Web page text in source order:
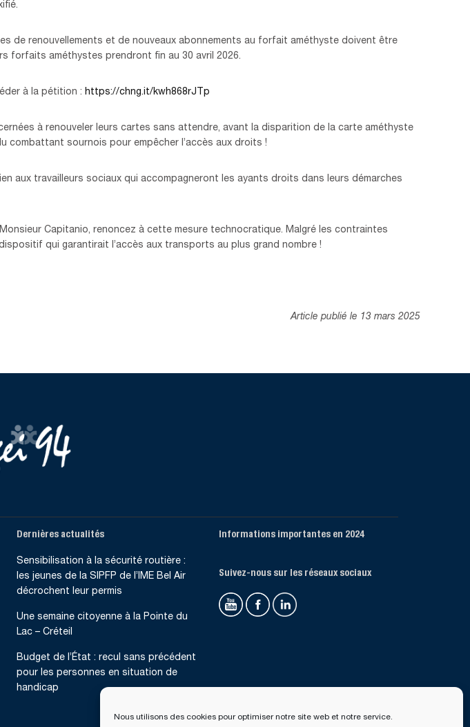
Nous utilisons des cookies pour optimiser notre site web et notre service.
de renouvellements et de nouveaux abonnements au forfait améthyste doivent être
forfaits améthystes prendront fin au 30 avril 2026.
à la pétition : https://chng.it/kwh868rJTp
à renouveler leurs cartes sans attendre, avant la disparition de la carte améthyste
combattant sournois pour empêcher l’accès aux droits !
aux travailleurs sociaux qui accompagneront les ayants droits dans leurs démarches
Capitanio, renoncez à cette mesure technocratique. Malgré les contraintes
qui garantirait l’accès aux transports au plus grand nombre !
Article publié le 13 mars 2025
Dernières actualités
Sensibilisation à la sécurité routière :
les jeunes de la SIPFP de l’IME Bel Air
décrochent leur permis
Une semaine citoyenne à la Pointe du
Lac – Créteil
Budget de l’État : recul sans précédent
pour les personnes en situation de
handicap
Informations importantes en 2024
Suivez-nous sur les réseaux sociaux